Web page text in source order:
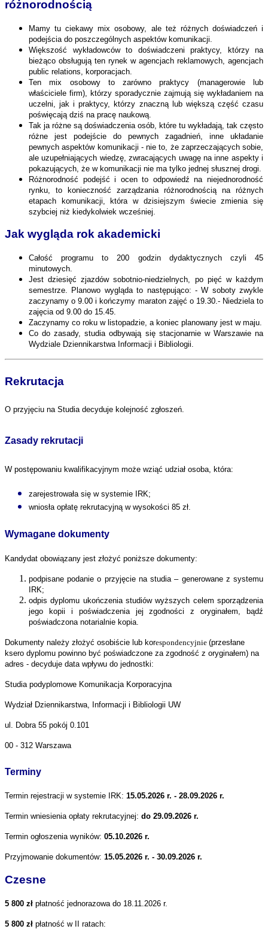
różnorodnością
Mamy tu ciekawy mix osobowy, ale też różnych doświadczeń i
podejścia do poszczególnych aspektów komunikacji.
Większość wykładowców to doświadczeni praktycy, którzy na
bieżąco obsługują ten rynek w agencjach reklamowych, agencjach
public relations, korporacjach.
Ten mix osobowy to zarówno praktycy (managerowie lub
właściciele firm), którzy sporadycznie zajmują się wykładaniem na
uczelni, jak i praktycy, którzy znaczną lub większą część czasu
poświęcają dziś na pracę naukową.
Tak ja różne są doświadczenia osób, które tu wykładają, tak często
różne jest podejście do pewnych zagadnień, inne układanie
pewnych aspektów komunikacji - nie to, że zaprzeczających sobie,
ale uzupełniających wiedzę, zwracających uwagę na inne aspekty i
pokazujących, że w komunikacji nie ma tylko jednej słusznej drogi.
Różnorodność podejść i ocen to odpowiedź na niejednorodność
rynku, to konieczność zarządzania różnorodnością na różnych
etapach komunikacji, która w dzisiejszym świecie zmienia się
szybciej niż kiedykolwiek wcześniej.
Jak wygląda rok akademicki
Całość programu to 200 godzin dydaktycznych czyli 45
minutowych.
Jest dziesięć zjazdów sobotnio-niedzielnych, po pięć w każdym
semestrze. Planowo wygląda to następująco: - W soboty zwykle
zaczynamy o 9.00 i kończymy maraton zajęć o 19.30.- Niedziela to
zajęcia od 9.00 do 15.45.
Zaczynamy co roku w listopadzie, a koniec planowany jest w maju.
Co do zasady, studia odbywają się stacjonarnie w Warszawie na
Wydziale Dziennikarstwa Informacji i Bibliologii.
Rekrutacja
O przyjęciu na Studia decyduje kolejność zgłoszeń.
Zasady rekrutacji
W postępowaniu kwalifikacyjnym może wziąć udział osoba, która:
zarejestrowała się w systemie IRK;
wniosła opłatę rekrutacyjną w wysokości 85 zł.
Wymagane dokumenty
Kandydat obowiązany jest złożyć poniższe dokumenty:
podpisane podanie o przyjęcie na studia – generowane z systemu
IRK;
odpis dyplomu ukończenia studiów wyższych celem sporządzenia
jego kopii i poświadczenia jej zgodności z oryginałem, bądź
poświadczona notarialnie kopia
Dokumenty należy złożyć osobiście lub korespondencyjnie (przesłane
ksero dyplomu powinno być poświadczone za zgodność z oryginałem) na
adres - decyduje data wpływu do jednostki:
Studia podyplomowe Komunikacja Korporacyjna
Wydział Dziennikarstwa, Informacji i Bibliologii UW
ul. Dobra 55 pokój 0.101
00 - 312 Warszawa
Terminy
Termin rejestracji w systemie IRK: 15.05.2026 r. - 28.09.2026 r.
Termin wniesienia opłaty rekrutacyjnej: do 29.09.2026 r.
Termin ogłoszenia wyników: 05.10.2026 r.
Przyjmowanie dokumentów: 15.05.2026 r. - 30.09.2026 r.
Czesne
5 800 zł płatność jednorazowa do 18.11.2026 r.
5 800 zł płatność w II ratach: